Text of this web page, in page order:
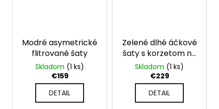
Modré asymetrické
flitrované šaty
Skladom (1 ks)
€159
DETAIL
Zelené dlhé áčkové
šaty s korzetom na
šnúrovačku
Skladom (1 ks)
€229
DETAIL